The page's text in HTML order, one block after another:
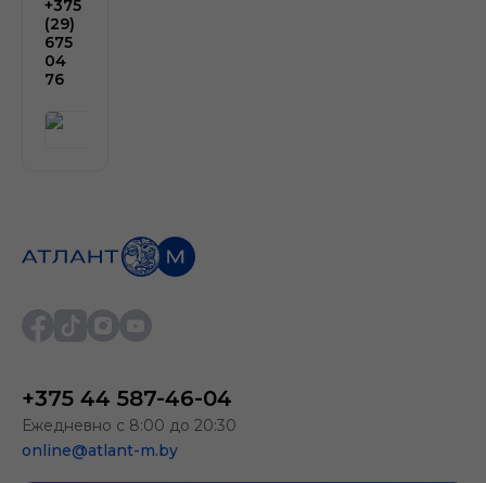
+375
(29)
675
04
76
+375 44 587-46-04
Ежедневно с 8:00 до 20:30
online@atlant-m.by